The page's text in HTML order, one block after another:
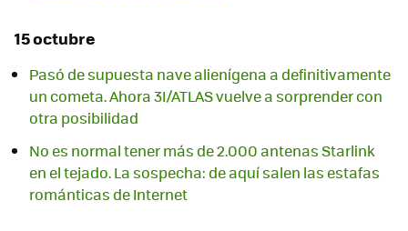
15 octubre
Pasó de supuesta nave alienígena a definitivamente
un cometa. Ahora 3I/ATLAS vuelve a sorprender con
otra posibilidad
No es normal tener más de 2.000 antenas Starlink
en el tejado. La sospecha: de aquí salen las estafas
románticas de Internet